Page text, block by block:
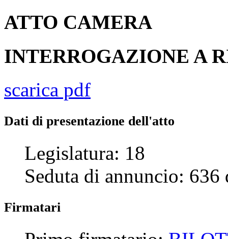
ATTO CAMERA
INTERROGAZIONE A
scarica pdf
Dati di presentazione dell'atto
Legislatura: 18
Seduta di annuncio: 636
Firmatari